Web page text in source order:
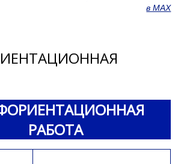
в МАХ
РАБОТА